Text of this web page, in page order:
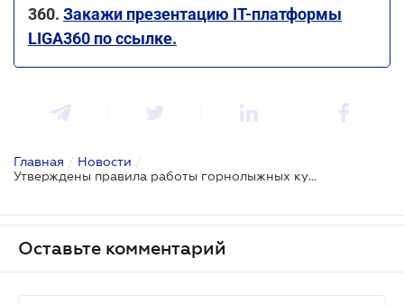
360. Закажи презентацию IT-платформы
LIGA360 по ссылке.
Главная / Новости /
Утверждены правила работы горнолыжных курортов на период карантина
Оставьте комментарий